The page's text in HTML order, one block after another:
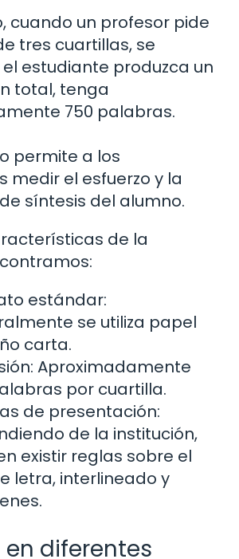
cuando un profesor pide
tres cuartillas, se
estudiante produzca un
total, tenga
750 palabras.
permite a los
medir el esfuerzo y la
síntesis del alumno.
de la
estándar:
se utiliza papel
carta.
Aproximadamente
por cuartilla.
de presentación:
de la institución,
existir reglas sobre el
letra, interlineado y
diferentes